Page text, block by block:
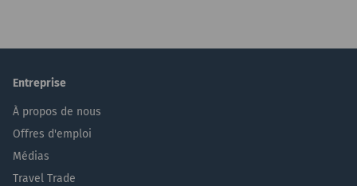
Entreprise
À propos de nous
Offres d'emploi
Médias
Travel Trade